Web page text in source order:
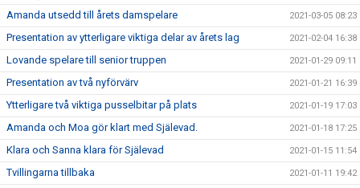
Amanda utsedd till årets damspelare 2021-03-05 08:23
Presentation av ytterligare viktiga delar av årets lag 2021-02-04 16:38
Lovande spelare till senior truppen 2021-01-29 09:11
Presentation av två nyförvärv 2021-01-21 16:39
Ytterligare två viktiga pusselbitar på plats 2021-01-19 17:03
Amanda och Moa gör klart med Själevad. 2021-01-18 17:25
Klara och Sanna klara för Själevad 2021-01-15 11:54
Tvillingarna tillbaka 2021-01-11 19:42